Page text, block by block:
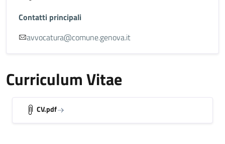
Contatti principali
avvocatura@comune.genova.it
Curriculum Vitae
CV.pdf